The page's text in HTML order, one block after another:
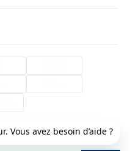
Mastercard Amex
PayPal
Apple Pay
Colissimo